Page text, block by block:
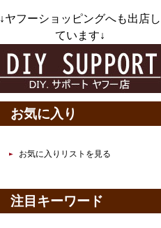
↓ヤフーショッピングへも出店し
ています↓
お気に入り
お気に入りリストを見る
注目キーワード